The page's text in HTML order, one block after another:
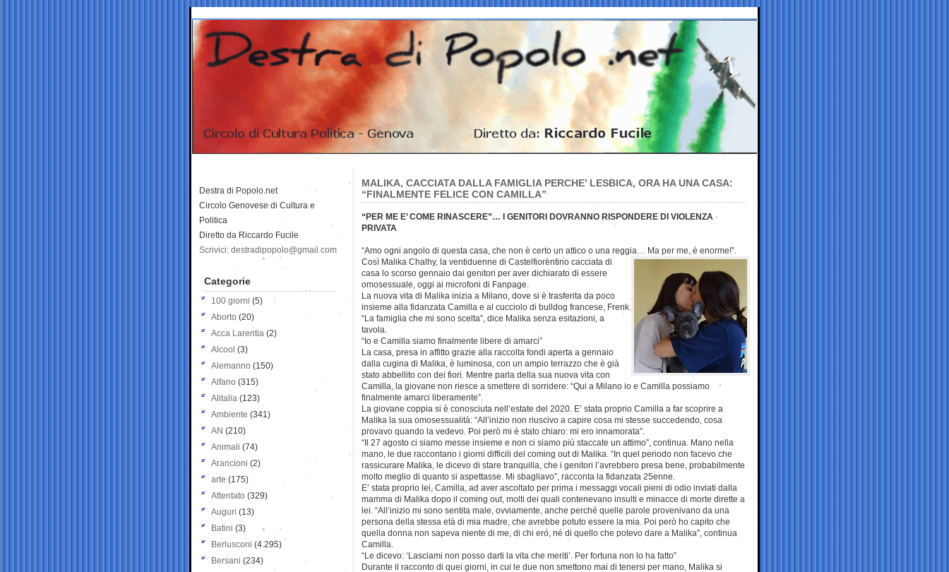
MALIKA, CACCIATA DALLA FAMIGLIA PERCHE’ LESBICA, ORA HA UNA CASA:
“FINALMENTE FELICE CON CAMILLA”
“PER ME E’ COME RINASCERE”… I GENITORI DOVRANNO RISPONDERE DI VIOLENZA
PRIVATA
“Amo ogni angolo di questa casa, che non è certo un attico o una reggia… Ma per me, è enorme!”.
Così Malika Chalhy, la ventiduenne di Castelfiorentino cacciata di
casa lo scorso gennaio dai genitori per aver dichiarato di essere
omosessuale, oggi ai microfoni di Fanpage.
La nuova vita di Malika inizia a Milano, dove si è trasferita da poco
insieme alla fidanzata Camilla e al cucciolo di bulldog francese, Frenk.
“La famiglia che mi sono scelta”, dice Malika senza esitazioni, a
tavola.
“Io e Camilla siamo finalmente libere di amarci”
La casa, presa in affitto grazie alla raccolta fondi aperta a gennaio
dalla cugina di Malika, è luminosa, con un ampio terrazzo che è già
stato abbellito con dei fiori. Mentre parla della sua nuova vita con
Camilla, la giovane non riesce a smettere di sorridere: “Qui a Milano io e Camilla possiamo
finalmente amarci liberamente”.
La giovane coppia si è conosciuta nell’estate del 2020. E’ stata proprio Camilla a far scoprire a
Malika la sua omosessualità: “All’inizio non riuscivo a capire cosa mi stesse succedendo, cosa
provavo quando la vedevo. Poi però mi è stato chiaro: mi ero innamorata”.
“Il 27 agosto ci siamo messe insieme e non ci siamo più staccate un attimo”, continua. Mano nella
mano, le due raccontano i giorni difficili del coming out di Malika. “In quel periodo non facevo che
rassicurare Malika, le dicevo di stare tranquilla, che i genitori l’avrebbero presa bene, probabilmente
molto meglio di quanto si aspettasse. Mi sbagliavo”, racconta la fidanzata 25enne.
E’ stata proprio lei, Camilla, ad aver ascoltato per prima i messaggi vocali pieni di odio inviati dalla
mamma di Malika dopo il coming out, molti dei quali contenevano insulti e minacce di morte dirette a
lei. “All’inizio mi sono sentita male, ovviamente, anche perché quelle parole provenivano da una
persona della stessa età di mia madre, che avrebbe potuto essere la mia. Poi però ho capito che
quella donna non sapeva niente di me, di chi ero, né di quello che potevo dare a Malika”, continua
Camilla.
“Le dicevo: ‘Lasciami non posso darti la vita che meriti’. Per fortuna non lo ha fatto”
Durante il racconto di quei giorni, in cui le due non smettono mai di tenersi per mano, Malika si
Destra di Popolo.net
Circolo Genovese di Cultura e
Politica
Diretto da Riccardo Fucile
Scrivici: destradipopolo@gmail.com
Categorie
100 giorni (5)
Aborto (20)
Acca Larentia (2)
Alcool (3)
Alemanno (150)
Alfano (315)
Alitalia (123)
Ambiente (341)
AN (210)
Animali (74)
Arancioni (2)
arte (175)
Attentato (329)
Auguri (13)
Batini (3)
Berlusconi (4.295)
Bersani (234)